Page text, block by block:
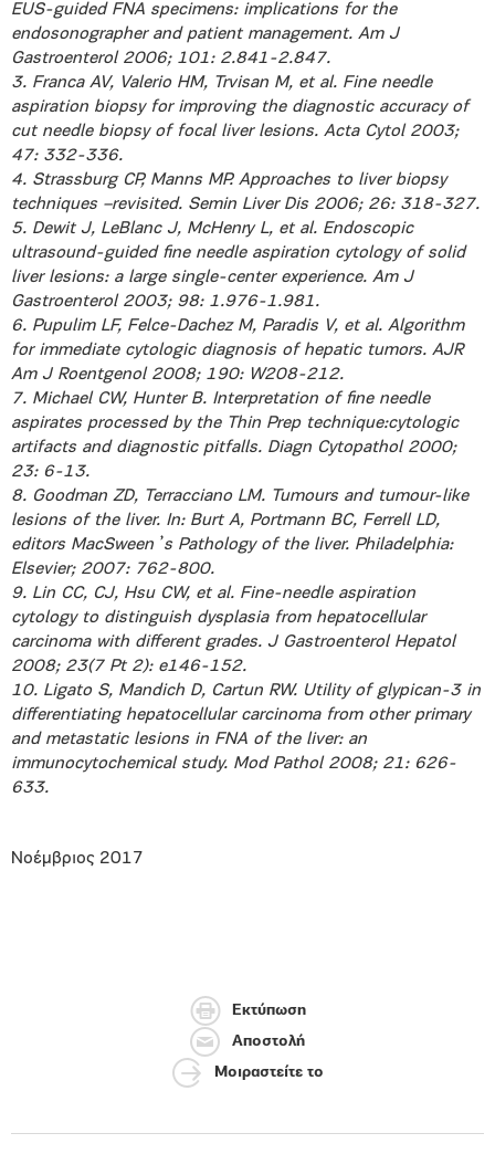
EUS-guided FNA specimens: implications for the
endosonographer and patient management. Am J
Gastroenterol 2006; 101: 2.841-2.847.
3. Franca AV, Valerio HM, Trvisan M, et al. Fine needle
aspiration biopsy for improving the diagnostic accuracy of
cut needle biopsy of focal liver lesions. Acta Cytol 2003;
47: 332-336.
4. Strassburg CP, Manns MP. Approaches to liver biopsy
techniques –revisited. Semin Liver Dis 2006; 26: 318-327.
5. Dewit J, LeBlanc J, McHenry L, et al. Endoscopic
ultrasound-guided fine needle aspiration cytology of solid
liver lesions: a large single-center experience. Am J
Gastroenterol 2003; 98: 1.976-1.981.
6. Pupulim LF, Felce-Dachez M, Paradis V, et al. Algorithm
for immediate cytologic diagnosis of hepatic tumors. AJR
Am J Roentgenol 2008; 190: W208-212.
7. Michael CW, Hunter B. Interpretation of fine needle
aspirates processed by the Thin Prep technique:cytologic
artifacts and diagnostic pitfalls. Diagn Cytopathol 2000;
23: 6-13.
8. Goodman ZD, Terracciano LM. Tumours and tumour-like
lesions of the liver. In: Burt A, Portmann BC, Ferrell LD,
editors MacSween᾽s Pathology of the liver. Philadelphia:
Elsevier; 2007: 762-800.
9. Lin CC, CJ, Hsu CW, et al. Fine-needle aspiration
cytology to distinguish dysplasia from hepatocellular
carcinoma with different grades. J Gastroenterol Hepatol
2008; 23(7 Pt 2): e146-152.
10. Ligato S, Mandich D, Cartun RW. Utility of glypican-3 in
differentiating hepatocellular carcinoma from other primary
and metastatic lesions in FNA of the liver: an
immunocytochemical study. Mod Pathol 2008; 21: 626-
633.
Νοέμβριος 2017
Εκτύπωση
Αποστολή
Μοιραστείτε το